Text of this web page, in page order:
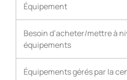
Équipement
Besoin d’acheter/mettre à
équipements
Équipements gérés par la